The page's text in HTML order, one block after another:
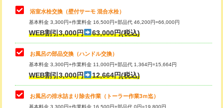
理・調整・分解・加工など（中作業）
止水・漏水調査・防水処理・清掃・修
理・調整・分解・加工など（重作業）
33,000円
トイレタンク脱着
トイレ便器脱着
タンクレストイレ脱着 33,000円
浴室水栓交換（壁付サーモ 混合水栓）
基本料金 3,300円+作業料金 16,500円+部品代 46,200円=66,000円
WEB割引3,000円 63,000円(税込)
お風呂の部品交換（ハンドル交換）
基本料金 3,300円+作業料金 11,000円+部品代 1,364円=15,664円
WEB割引3,000円 12,664円(税込)
お風呂の排水詰まり除去作業（トーラー作業3ｍ迄）
基本料金 3,300円+作業料金 16,500円+部品代 0円=19,800円